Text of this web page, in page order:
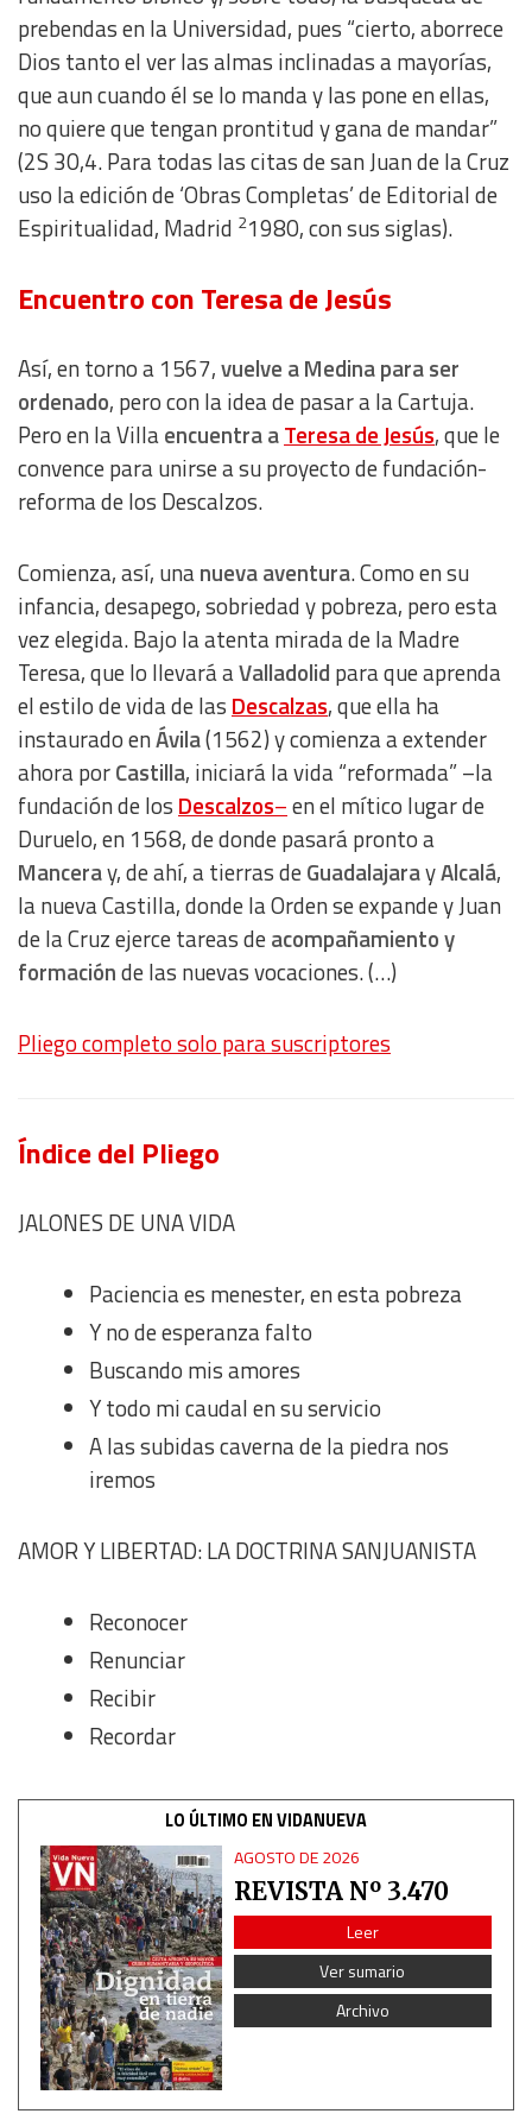
prebendas en la Universidad, pues “cierto, aborrece
Dios tanto el ver las almas inclinadas a mayorías,
que aun cuando él se lo manda y las pone en ellas,
no quiere que tengan prontitud y gana de mandar”
(2S 30,4. Para todas las citas de san Juan de la Cruz
uso la edición de ‘Obras Completas’ de Editorial de
Espiritualidad, Madrid 21980, con sus siglas).
Encuentro con Teresa de Jesús
Así, en torno a 1567,vuelve a Medina para ser
ordenado, pero con la idea de pasar a la Cartuja.
Pero en la Villaencuentra aTeresa de Jesús, que le
convence para unirse a su proyecto de fundación-
reforma de los Descalzos.
Comienza, así, unanueva aventura. Como en su
infancia, desapego, sobriedad y pobreza, pero esta
vez elegida. Bajo la atenta mirada de la Madre
Teresa, que lo llevará aValladolid para que aprenda
el estilo de vida de las Descalzas, que ella ha
instaurado enÁvila(1562) y comienza a extender
ahora porCastilla, iniciará la vida “reformada” –la
fundación de los Descalzos–en el mítico lugar de
Duruelo, en 1568, de donde pasará pronto a
Manceray, de ahí, a tierras deGuadalajarayAlcalá,
la nueva Castilla, donde la Orden se expande y Juan
de la Cruz ejerce tareas deacompañamiento y
formaciónde las nuevas vocaciones. (…)
Pliego completo solo para suscriptores
Índice del Pliego
JALONES DE UNA VIDA
Paciencia es menester, en esta pobreza
Y no de esperanza falto
Buscando mis amores
Y todo mi caudal en su servicio
A las subidas caverna de la piedra nos
iremos
AMOR Y LIBERTAD: LA DOCTRINA SANJUANISTA
Reconocer
Renunciar
Recibir
Recordar
LO ÚLTIMO EN VIDANUEVA
AGOSTO DE 2026
REVISTA Nº 3.470
Leer
Ver sumario
Archivo
Advertising